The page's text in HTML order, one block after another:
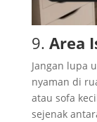
9. Area
Jangan lupa
nyaman di
atau sofa
sejenak